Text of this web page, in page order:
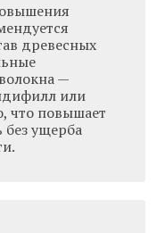
древесных
—
или
что повышает
без ущерба